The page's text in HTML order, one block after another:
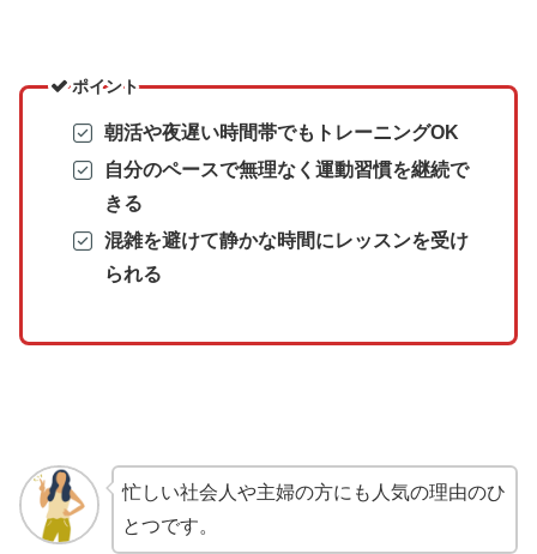
ポイント
朝活や夜遅い時間帯でもトレーニングOK
自分のペースで無理なく運動習慣を継続で
きる
混雑を避けて静かな時間にレッスンを受け
られる
忙しい社会人や主婦の方にも人気の理由のひ
とつです。